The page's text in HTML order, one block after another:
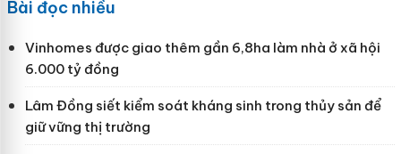
Bài đọc nhiều
Vinhomes được giao thêm gần 6,8ha làm nhà ở xã hội
6.000 tỷ đồng
Lâm Đồng siết kiểm soát kháng sinh trong thủy sản để
giữ vững thị trường